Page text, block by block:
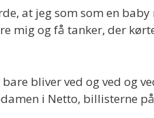
at jeg som som en
mig og få tanker, der
bare bliver ved og ved og
i Netto, billisterne